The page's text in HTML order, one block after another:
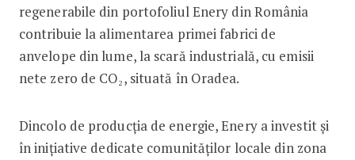
regenerabile din portofoliul Enery din România
contribuie la alimentarea primei fabrici de
anvelope din lume, la scară industrială, cu emisii
nete zero de CO₂, situată în Oradea.
Dincolo de producția de energie, Enery a investit și
în inițiative dedicate comunităților locale din zona